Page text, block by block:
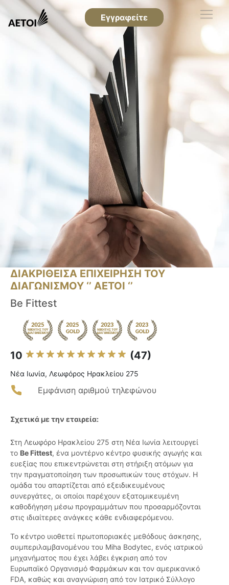
Εγγραφείτε
ΔΙΑΚΡΙΘΕΙΣΑ ΕΠΙΧΕΙΡΗΣΗ ΤΟΥ
ΔΙΑΓΩΝΙΣΜΟΥ ‘’ ΑΕΤΟΙ ‘’
Be Fittest
10 (47)
Νέα Ιωνία, Λεωφόρος Ηρακλείου 275
Εμφάνιση αριθμού τηλεφώνου
Σχετικά με την εταιρεία:
Στη Λεωφόρο Ηρακλείου 275 στη Νέα Ιωνία λειτουργεί
το Be Fittest, ένα μοντέρνο κέντρο φυσικής αγωγής και
ευεξίας που επικεντρώνεται στη στήριξη ατόμων για
την πραγματοποίηση των προσωπικών τους στόχων. Η
ομάδα του απαρτίζεται από εξειδικευμένους
συνεργάτες, οι οποίοι παρέχουν εξατομικευμένη
καθοδήγηση μέσω προγραμμάτων που προσαρμόζονται
στις ιδιαίτερες ανάγκες κάθε ενδιαφερόμενου.
Το κέντρο υιοθετεί πρωτοποριακές μεθόδους άσκησης,
συμπεριλαμβανομένου του Miha Bodytec, ενός ιατρικού
μηχανήματος που έχει λάβει έγκριση από τον
Ευρωπαϊκό Οργανισμό Φαρμάκων και τον αμερικανικό
FDA, καθώς και αναγνώριση από τον Ιατρικό Σύλλογο